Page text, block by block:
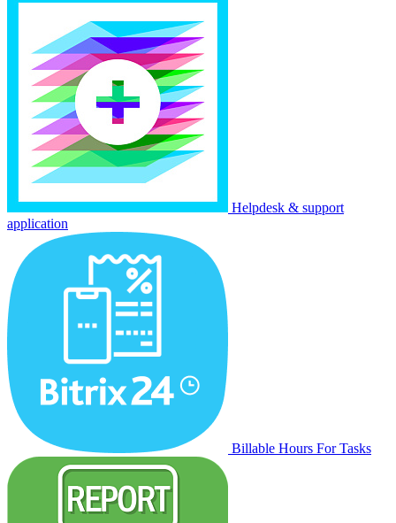
Helpdesk & support
application
Billable Hours For Tasks